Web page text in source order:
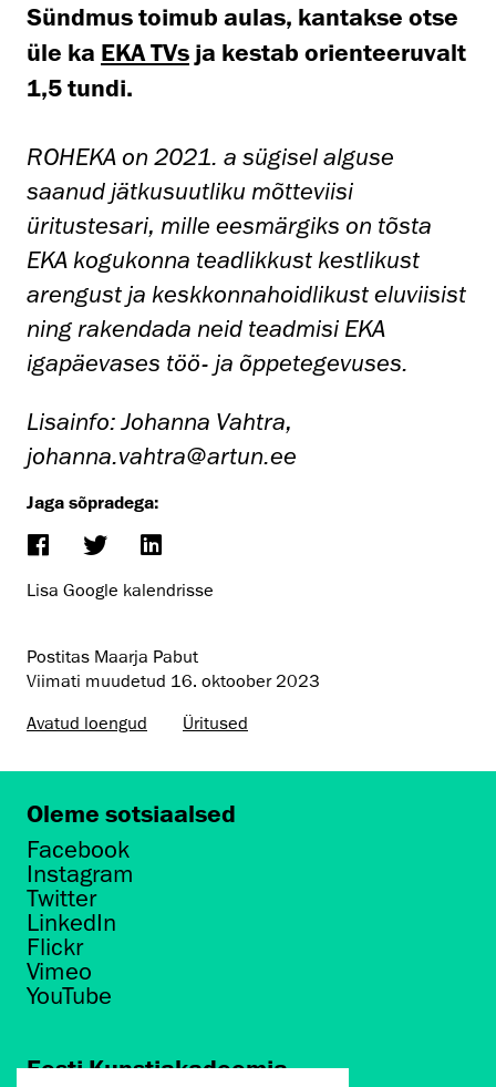
Sündmus toimub aulas, kantakse otse
üle ka EKA TVs ja kestab orienteeruvalt
1,5 tundi.
ROHEKA on 2021. a sügisel alguse
saanud jätkusuutliku mõtteviisi
üritustesari, mille eesmärgiks on tõsta
EKA kogukonna teadlikkust kestlikust
arengust ja keskkonnahoidlikust eluviisist
ning rakendada neid teadmisi EKA
igapäevases töö- ja õppetegevuses.
Lisainfo: Johanna Vahtra,
johanna.vahtra@artun.ee
Jaga sõpradega:
Lisa Google kalendrisse
Postitas Maarja Pabut
Viimati muudetud 16. oktoober 2023
Avatud loengud
Üritused
Oleme sotsiaalsed
Facebook
Instagram
Twitter
LinkedIn
Flickr
Vimeo
YouTube
Eesti Kunstiakadeemia